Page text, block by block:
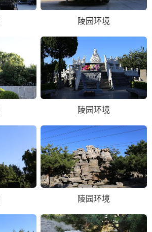
陵园环境
陵园环境
陵园环境